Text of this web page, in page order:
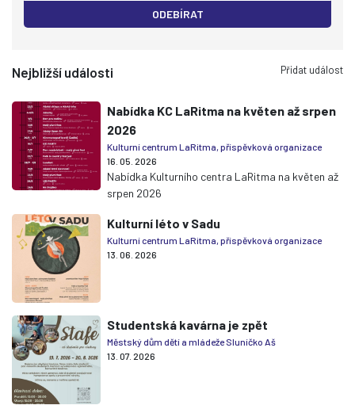
ODEBÍRAT
Nejbližší události Přidat událost
Nabídka KC LaRitma na květen až srpen
2026
Kulturní centrum LaRitma, příspěvková organizace
16. 05. 2026
Nabídka Kulturního centra LaRitma na květen až
srpen 2026
Kulturní léto v Sadu
Kulturní centrum LaRitma, příspěvková organizace
13. 06. 2026
Studentská kavárna je zpět
Městský dům dětí a mládeže Sluníčko Aš
13. 07. 2026